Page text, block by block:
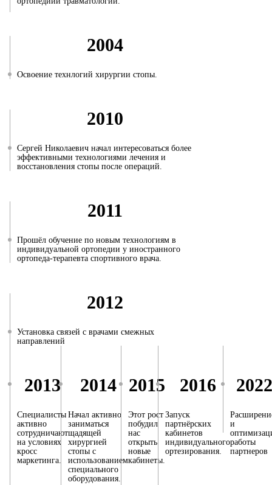
2004
Освоение технлогий хирургии стопы.
2010
Сергей Николаевич начал интересоваться более
эффективными технологиями лечения и
восстановления стопы после операций.
2011
Прошёл обучение по новым технологиям в
индивидуальной ортопедии у иностранного
ортопеда-терапевта спортивного врача.
2012
Установка связей с врачами смежных
направлений
2013
Специалисты
активно
сотрудничают
на условиях
кросс
маркетинга.
2014
Начал активно
заниматься
щадящей
хирургией
стопы с
использованием
специального
оборудования.
2015
Этот рост
побудил
нас
открыть
новые
кабинеты.
2016
Запуск
партнёрских
кабинетов
индивидуального
ортезирования.
2022
и
работы
партнеров